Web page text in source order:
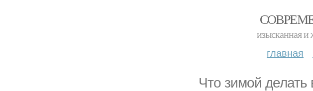
изысканная и
главная
Что зимой